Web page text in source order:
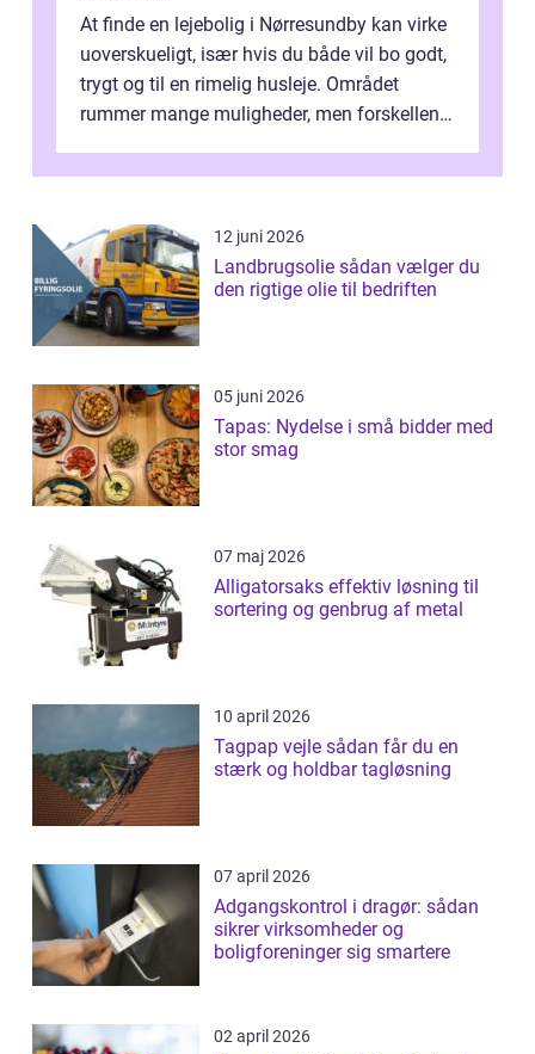
At finde en lejebolig i Nørresundby kan virke
uoverskueligt, især hvis du både vil bo godt,
trygt og til en rimelig husleje. Området
rummer mange muligheder, men forskellene
12 juni 2026
Landbrugsolie sådan vælger du
den rigtige olie til bedriften
05 juni 2026
Tapas: Nydelse i små bidder med
stor smag
07 maj 2026
Alligatorsaks effektiv løsning til
sortering og genbrug af metal
10 april 2026
Tagpap vejle sådan får du en
stærk og holdbar tagløsning
07 april 2026
Adgangskontrol i dragør: sådan
sikrer virksomheder og
boligforeninger sig smartere
02 april 2026